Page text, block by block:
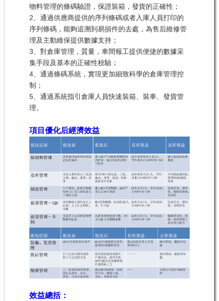
物料管理的條碼驗證，保證裝箱，發貨的正確性；
2、通過供應商提供的序列條碼或者入庫人員打印的
序列條碼，能夠追溯到易損件的去處，為售后維修管
理及主動維保提供數據支持；
3、對倉庫管理，質量，車間報工提供便捷的數據采
集手段及基本的正確性校驗；
4、通過條碼系統，實現更加細致科學的倉庫管理控
制；
5、通過系統指引倉庫人員快速裝箱、裝車、發貨管
理。
項目 優化后經濟效益
效益總括：